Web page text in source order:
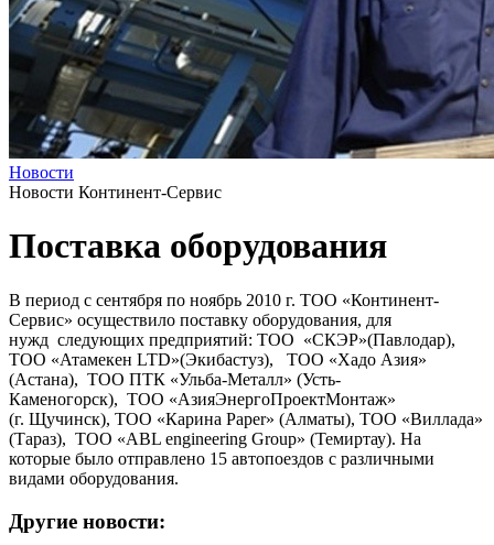
Новости
Новости Континент-Сервис
Поставка оборудования
В период с сентября по ноябрь 2010 г. ТОО «Континент-
Сервис» осуществило поставку оборудования, для
нужд следующих предприятий: ТОО «СКЭР»(Павлодар),
ТОО «Атамекен LTD»(Экибастуз), ТОО «Хадо Азия»
(Астана), ТОО ПТК «Ульба-Металл» (Усть-
Каменогорск), ТОО «АзияЭнергоПроектМонтаж»
(г. Щучинск), ТОО «Карина Рaper» (Алматы), ТОО «Виллада»
(Тараз), ТОО «ABL engineering Group» (Темиртау). На
которые было отправлено 15 автопоездов с различными
видами оборудования.
Другие новости: